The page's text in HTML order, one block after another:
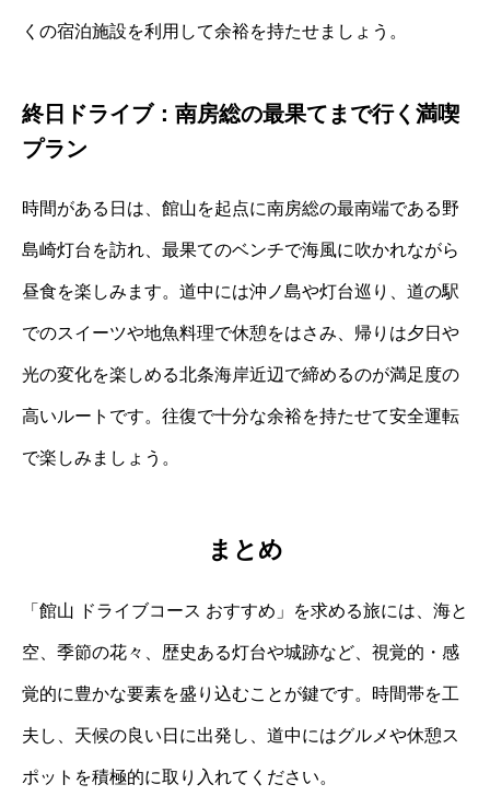
くの宿泊施設を利用して余裕を持たせましょう。
終日ドライブ：南房総の最果てまで行く満喫
プラン
時間がある日は、館山を起点に南房総の最南端である野
島崎灯台を訪れ、最果てのベンチで海風に吹かれながら
昼食を楽しみます。道中には沖ノ島や灯台巡り、道の駅
でのスイーツや地魚料理で休憩をはさみ、帰りは夕日や
光の変化を楽しめる北条海岸近辺で締めるのが満足度の
高いルートです。往復で十分な余裕を持たせて安全運転
で楽しみましょう。
まとめ
「館山 ドライブコース おすすめ」を求める旅には、海と
空、季節の花々、歴史ある灯台や城跡など、視覚的・感
覚的に豊かな要素を盛り込むことが鍵です。時間帯を工
夫し、天候の良い日に出発し、道中にはグルメや休憩ス
ポットを積極的に取り入れてください。